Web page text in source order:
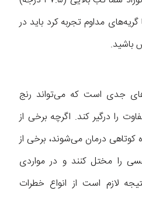
گریه‌های مداوم تجربه کرد باید در
باشید.
جدی است که می‌تواند رنج
را درگیر کند. اگرچه برخی از
کوتاهی درمان می‌شوند، برخی از
را مختل کنند و در مواردی
لازم است از انواع خطرات